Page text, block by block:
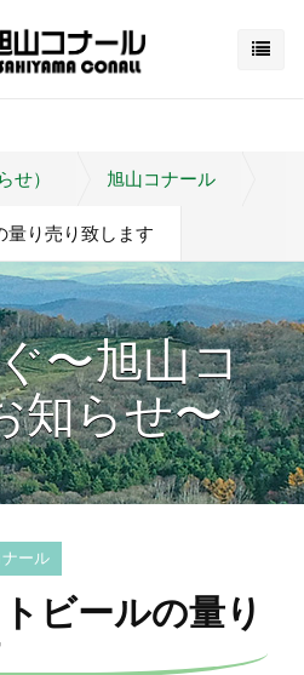
せ） 旭山コナール
量り売り致します
〜旭山コ
知らせ〜
ール
ビールの量り